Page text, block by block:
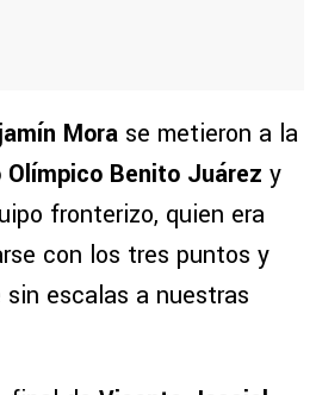
Mora se metieron a la
Olímpico Benito Juárez y
fronterizo, quien era
con los tres puntos y
escalas a nuestras